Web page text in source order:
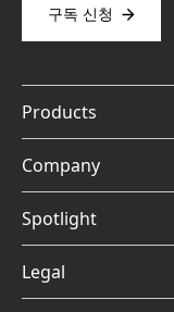
구독 신청
Products
Company
Spotlight
Legal